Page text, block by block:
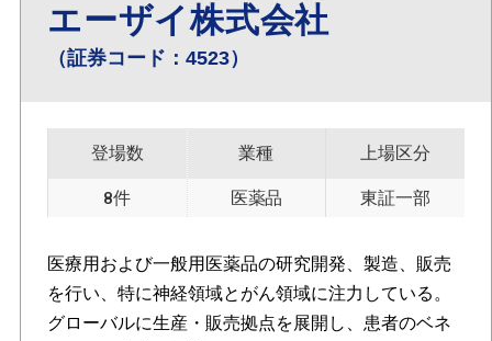
エーザイ株式会社
（証券コード：4523）
登場数
8件
業種
医薬品
上場区分
東証一部
医療用および一般用医薬品の研究開発、製造、販売
を行い、特に神経領域とがん領域に注力している。
グローバルに生産・販売拠点を展開し、患者のベネ